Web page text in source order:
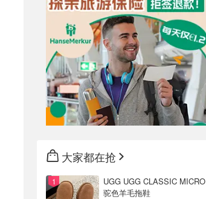
大家都在抢
UGG UGG CLASSIC MICRO
驼色羊毛拖鞋